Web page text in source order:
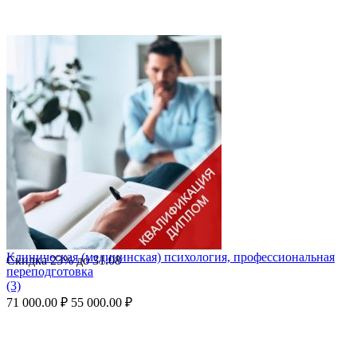
Скидка23%до31.08
Клиническая (медицинская) психология, профессиональная
переподготовка
(3)
71 000.00 ₽ 55 000.00 ₽